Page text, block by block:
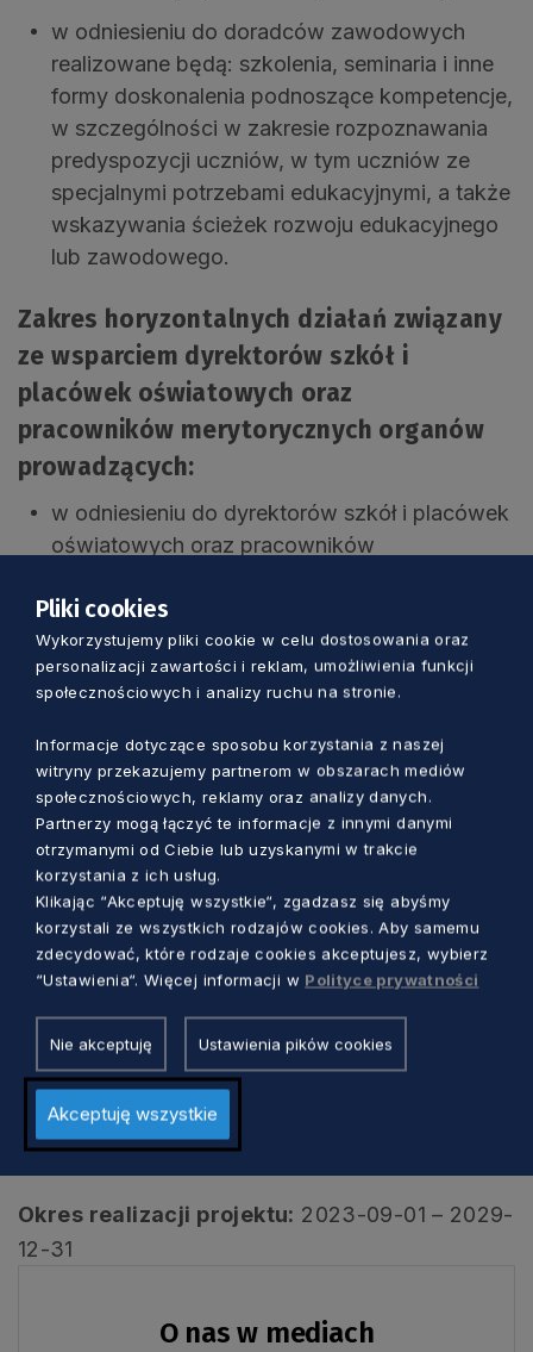
w odniesieniu do doradców zawodowych
realizowane będą: szkolenia, seminaria i inne
formy doskonalenia podnoszące kompetencje,
w szczególności w zakresie rozpoznawania
predyspozycji uczniów, w tym uczniów ze
specjalnymi potrzebami edukacyjnymi, a także
wskazywania ścieżek rozwoju edukacyjnego
lub zawodowego.
Zakres horyzontalnych działań związany
ze wsparciem dyrektorów szkół i
placówek oświatowych oraz
pracowników merytorycznych organów
prowadzących:
w odniesieniu do dyrektorów szkół i placówek
oświatowych oraz pracowników
całego regionu realizowane będą: szkolenia,
seminaria i inne formy podnoszenia
kompetencji w zakresie zarządzania
organizacją, w tym z wykorzystaniem
technologii cyfrowych.
Zaplanowano objęcie wsparciem 8 000
uczniów (w tym 250 uczniów o specjalnych
potrzebach edukacyjnych) oraz 800
nauczycieli.
Zakłada się, że po opuszczeniu programu
kwalifikacje nabędzie 7 500 uczniów i 700
nauczycieli.
Całkowity koszt projektu:
Dofinansowanie UE:24 691 427,00 PLN
Okres realizacji projektu: 2023-09-01 – 2029-
12-31
O nas w mediach
Pliki cookies
Wykorzystujemy pliki cookie w celu dostosowania oraz
personalizacji zawartości i reklam, umożliwienia funkcji
społecznościowych i analizy ruchu na stronie.
Informacje dotyczące sposobu korzystania z naszej
witryny przekazujemy partnerom w obszarach mediów
społecznościowych, reklamy oraz analizy danych.
Partnerzy mogą łączyć te informacje z innymi danymi
otrzymanymi od Ciebie lub uzyskanymi w trakcie
korzystania z ich usług.
Klikając “Akceptuję wszystkie“, zgadzasz się abyśmy
korzystali ze wszystkich rodzajów cookies. Aby samemu
zdecydować, które rodzaje cookies akceptujesz, wybierz
“Ustawienia“. Więcej informacji w Polityce prywatności
Nie akceptuję Ustawienia pików cookies
Akceptuję wszystkie